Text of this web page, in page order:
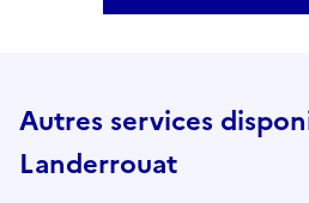
Autres services
Landerrouat